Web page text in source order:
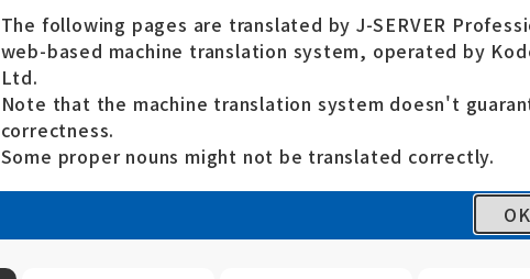
The following pages are translated by J-SERVER
web-based machine translation system, operated by
Ltd.
Note that the machine translation system doesn't
correctness.
Some proper nouns might not be translated correctly.
OK